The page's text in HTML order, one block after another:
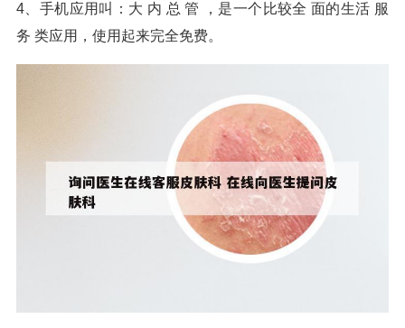
4、手机应用叫：大 内 总 管 ，是一个比较全 面的生活 服
务 类应用，使用起来完全免费。